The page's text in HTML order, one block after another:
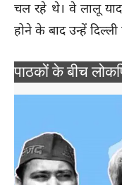
चल रहे थे। वे लालू
होने के बाद उन्हें दिल्ली
पाठकों के बीच